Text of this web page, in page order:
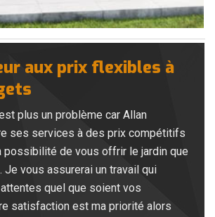
aux prix flexibles à
plus un problème car Allan
ses services à des prix compétitifs
possibilité de vous offrir le jardin que
Je vous assurerai un travail qui
quel que soient vos
satisfaction est ma priorité alors